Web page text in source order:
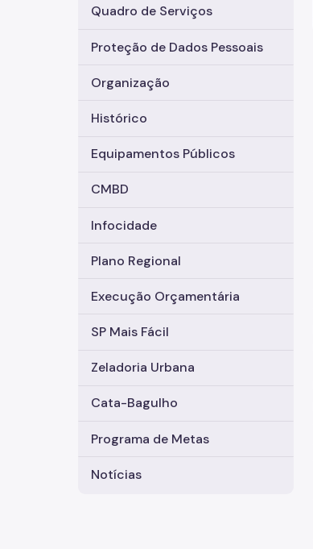
Quadro de Serviços
Proteção de Dados Pessoais
Organização
Histórico
Equipamentos Públicos
CMBD
Infocidade
Plano Regional
Execução Orçamentária
SP Mais Fácil
Zeladoria Urbana
Cata-Bagulho
Programa de Metas
Notícias